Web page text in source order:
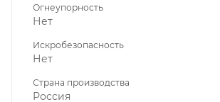
Огнеупорность
Нет
Искробезопасность
Нет
Страна производства
Россия